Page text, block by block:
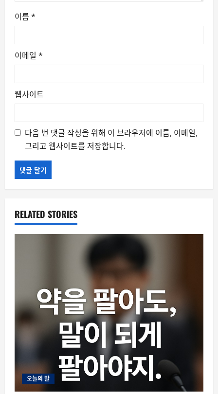
이름 *
이메일 *
웹사이트
다음 번 댓글 작성을 위해 이 브라우저에 이름, 이메일,
그리고 웹사이트를 저장합니다.
RELATED STORIES
오늘의 말